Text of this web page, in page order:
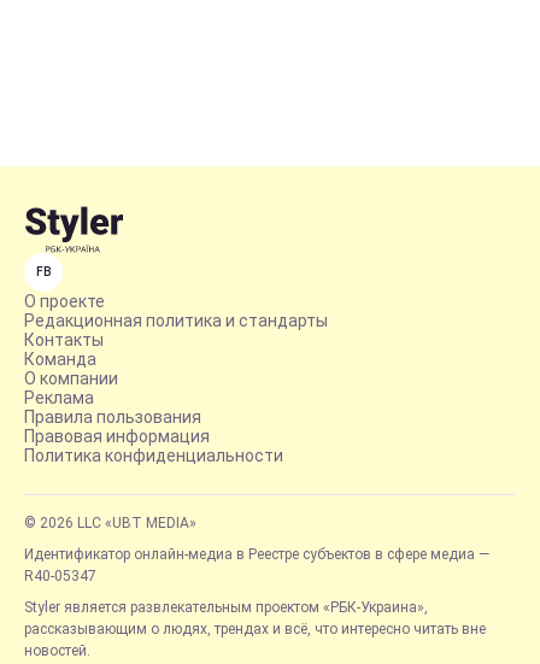
FB
О проекте
Редакционная политика и стандарты
Контакты
Команда
О компании
Реклама
Правила пользования
Правовая информация
Политика конфиденциальности
© 2026 LLC «UBT MEDIA»
Идентификатор онлайн-медиа в Реестре субъектов в сфере медиа —
R40-05347
Styler является развлекательным проектом «РБК-Украина»,
рассказывающим о людях, трендах и всё, что интересно читать вне
новостей.